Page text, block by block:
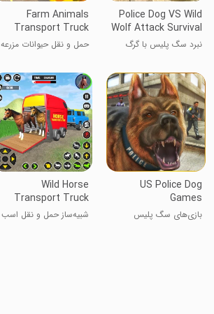
Police Dog VS Wild
Wolf Attack Survival
City
نبرد سگ پلیس با گرگ
Farm Animals
Transport Truck
حمل و نقل حیوانات مزرعه
US Police Dog
Games
بازی‌های سگ پلیس
Wild Horse
Transport Truck
Sim
شبیه‌ساز حمل و نقل اسب